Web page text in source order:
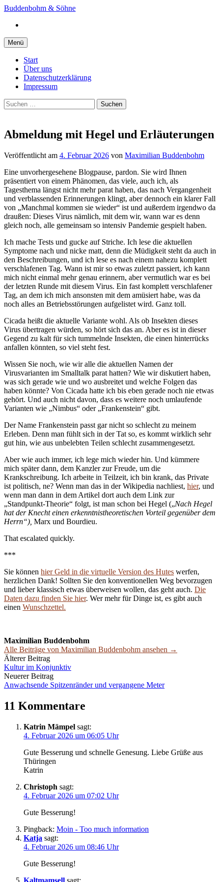
Springe
Inhalt
Buddenbohm & Söhne
Menü
Start
Über uns
Datenschutzerklärung
Impressum
Suchen
nach:
Abmeldung mit Hegel und Erläuterungen
Veröffentlicht am 4. Februar 2026 von Maximilian Buddenbohm
Eine unvorhergesehene Blogpause, pardon. Sie wird Ihnen
präsentiert von einem Phänomen, das viele, auch ich, als
Tagesthema längst nicht mehr parat haben, das nach Vergangenheit
und verblassenden Erinnerungen klingt, aber dennoch ein klarer Fall
von „Manchmal kommen sie wieder“ ist und außerdem irgendwo da
draußen: Dieses Virus nämlich, mit dem wir, wann war es denn
gleich noch, alle gemeinsam so intensiv Pandemie gespielt haben.
Ich mache Tests und gucke auf Striche. Ich lese die aktuellen
Symptome nach und nicke matt, denn die Müdigkeit steht da auch in
den Beschreibungen, und ich lese es nach einem nahezu komplett
verschlafenen Tag. Wann ist mir so etwas zuletzt passiert, ich kann
mich nicht einmal mehr genau erinnern, aber vermutlich war es bei
der letzten Runde mit diesem Virus. Ein fast komplett verschlafener
Tag, an dem ich mich ansonsten mit dem amüsiert habe, was da
noch alles an Betriebsstörungen aufgelistet wird. Ganz toll.
Cicada heißt die aktuelle Variante wohl. Als ob Insekten dieses
Virus übertragen würden, so hört sich das an. Aber es ist in dieser
Gegend zu kalt für sich tummelnde Insekten, die einen hinterrücks
anfallen könnten, so viel steht fest.
Wissen Sie noch, wie wir alle die aktuellen Namen der
Virusvarianten im Smalltalk parat hatten? Wie wir diskutiert haben,
was sich gerade wie und wo ausbreitet und welche Folgen das
haben könnte? Von Cicada hatte ich bis eben gerade noch nie etwas
gehört. Und auch nicht davon, dass es weitere noch umlaufende
Varianten wie „Nimbus“ oder „Frankenstein“ gibt.
Der Name Frankenstein passt gar nicht so schlecht zu meinem
Erleben. Denn man fühlt sich in der Tat so, es kommt wirklich sehr
gut hin, wie aus unbelebten Teilen schlecht zusammengesetzt.
Aber wie auch immer, ich lege mich wieder hin. Und kümmere
mich später dann, dem Kanzler zur Freude, um die
Krankschreibung. Ich arbeite in Teilzeit, ich bin krank, das Private
ist politisch, ne? Wenn man das in der Wikipedia nachliest, hier, und
wenn man dann in dem Artikel dort auch dem Link zur
„Standpunkt-Theorie“ folgt, ist man schon bei Hegel („Nach Hegel
hat der Knecht einen erkenntnistheoretischen Vorteil gegenüber dem
Herrn“), Marx und Bourdieu.
That escalated quickly.
***
Sie können hier Geld in die virtuelle Version des Hutes werfen,
herzlichen Dank! Sollten Sie den konventionellen Weg bevorzugen
und lieber klassisch etwas überweisen wollen, das geht auch. Die
Daten dazu finden Sie hier. Wer mehr für Dinge ist, es gibt auch
einen Wunschzettel.
Maximilian Buddenbohm
Alle Beiträge von Maximilian Buddenbohm ansehen →
Beitrags-
Navigation
Älterer Beitrag
Kultur im Konjunktiv
Neuerer Beitrag
Anwachsende Spitzenränder und vergangene Meter
11 Kommentare
Katrin Mämpel sagt:
4. Februar 2026 um 06:05 Uhr
Gute Besserung und schnelle Genesung. Liebe Grüße aus
Thüringen
Katrin
Christoph sagt:
4. Februar 2026 um 07:02 Uhr
Gute Besserung!
Pingback: Moin - Too much information
Katja sagt:
4. Februar 2026 um 08:46 Uhr
Gute Besserung!
Kaltmamsell sagt: